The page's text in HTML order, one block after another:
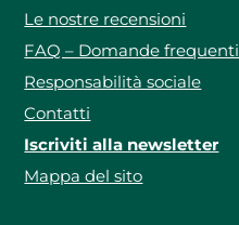
Le nostre recensioni
FAQ – Domande frequenti
Responsabilità sociale
Contatti
Iscriviti alla newsletter
Mappa del sito